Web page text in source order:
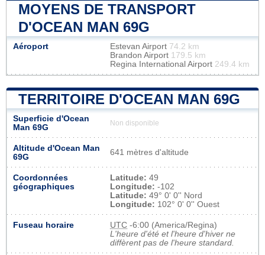
MOYENS DE TRANSPORT
D'OCEAN MAN 69G
Aéroport Estevan Airport 74.2 km
Brandon Airport 179.5 km
Regina International Airport 249.4 km
TERRITOIRE D'OCEAN MAN 69G
Superficie d'Ocean
Man 69G
Non disponible
Altitude d'Ocean Man
69G
641 mètres d'altitude
Coordonnées
géographiques
Latitude: 49
Longitude: -102
Latitude: 49° 0' 0'' Nord
Longitude: 102° 0' 0'' Ouest
Fuseau horaire UTC -6:00 (America/Regina)
L'heure d'été et l'heure d'hiver ne
diffèrent pas de l'heure standard.